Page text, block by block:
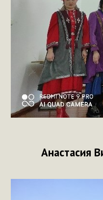
Анастасия